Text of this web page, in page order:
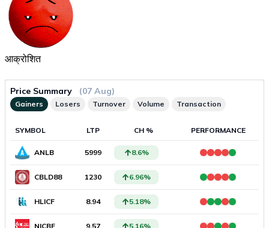
आक्रोशित